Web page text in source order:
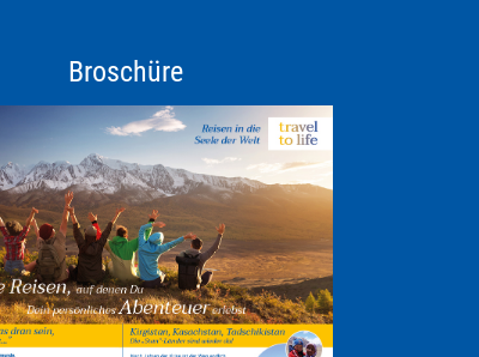
Broschüre